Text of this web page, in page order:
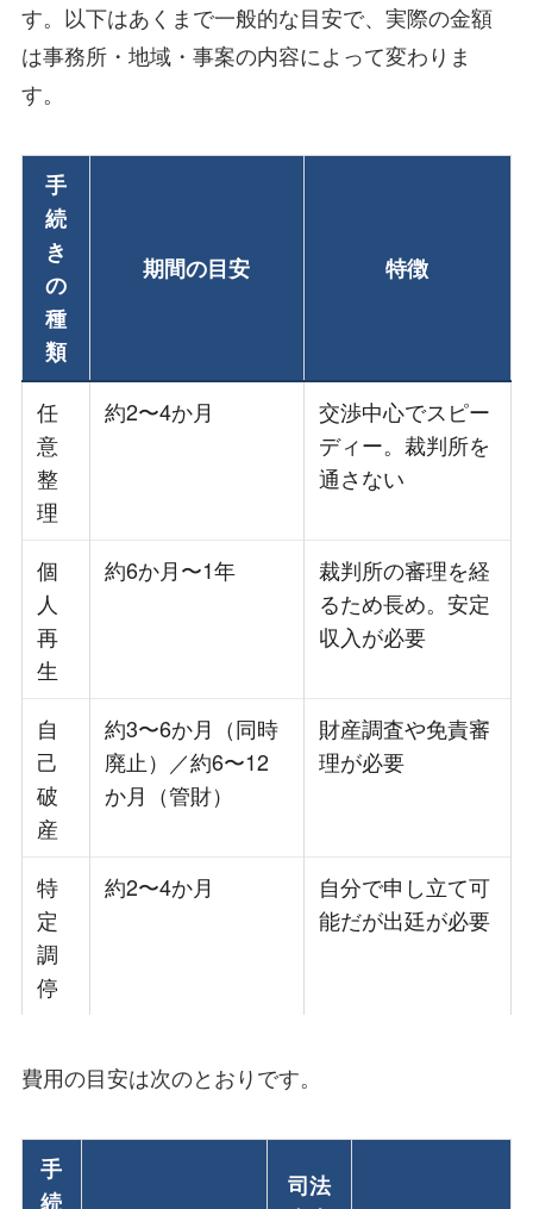
す。以下はあくまで一般的な目安で、実際の金額
は事務所・地域・事案の内容によって変わりま
す。
手
続
き
の
種
類
期間の目安 特徴
任
意
整
理
約2〜4か月
交渉中心でスピー
ディー。裁判所を
通さない
個
人
再
生
約6か月〜1年
裁判所の審理を経
るため長め。安定
収入が必要
自
己
破
産
約3〜6か月（同時
廃止）／約6〜12
か月（管財）
財産調査や免責審
理が必要
特
定
調
停
約2〜4か月
自分で申し立て可
能だが出廷が必要
費用の目安は次のとおりです。
手
続
司法